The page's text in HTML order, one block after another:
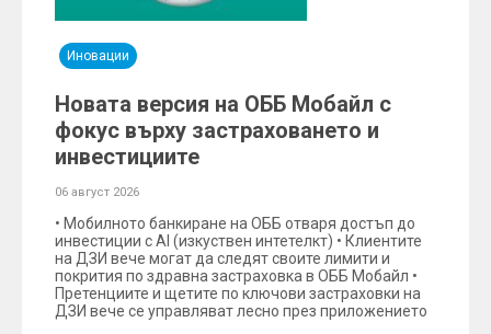
Иновации
Новата версия на ОББ Мобайл с
фокус върху застраховането и
инвестициите
06 август 2026
• Мобилното банкиране на ОББ отваря достъп до
инвестиции с AI (изкуствен интетелкт) • Клиентите
на ДЗИ вече могат да следят своите лимити и
покрития по здравна застраховка в ОББ Мобайл •
Претенциите и щетите по ключови застраховки на
ДЗИ вече се управляват лесно през приложението